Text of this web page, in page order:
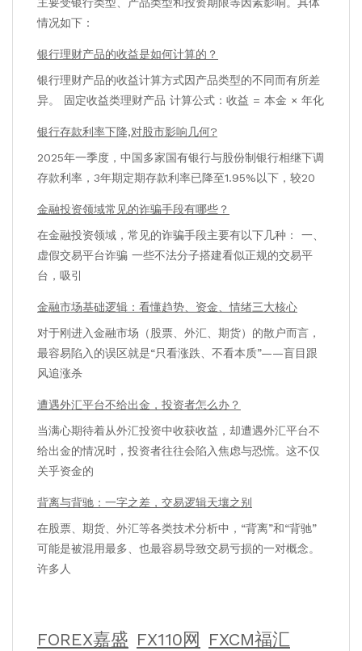
情况如下：
银行理财产品的收益是如何计算的？
银行理财产品的收益计算方式因产品类型的不同而有所差
异。 固定收益类理财产品 计算公式：收益 = 本金 × 年化
银行存款利率下降,对股市影响几何?
2025年一季度，中国多家国有银行与股份制银行相继下调
存款利率，3年期定期存款利率已降至1.95%以下，较20
金融投资领域常见的诈骗手段有哪些？
在金融投资领域，常见的诈骗手段主要有以下几种： 一、
虚假交易平台诈骗 一些不法分子搭建看似正规的交易平
台，吸引
金融市场基础逻辑：看懂趋势、资金、情绪三大核心
对于刚进入金融市场（股票、外汇、期货）的散户而言，
最容易陷入的误区就是“只看涨跌、不看本质”——盲目跟
风追涨杀
遭遇外汇平台不给出金，投资者怎么办？
当满心期待着从外汇投资中收获收益，却遭遇外汇平台不
给出金的情况时，投资者往往会陷入焦虑与恐慌。这不仅
关乎资金的
背离与背驰：一字之差，交易逻辑天壤之别
在股票、期货、外汇等各类技术分析中，“背离”和“背驰”
可能是被混用最多、也最容易导致交易亏损的一对概念。
许多人
FOREX嘉盛 FX110网 FXCM福汇